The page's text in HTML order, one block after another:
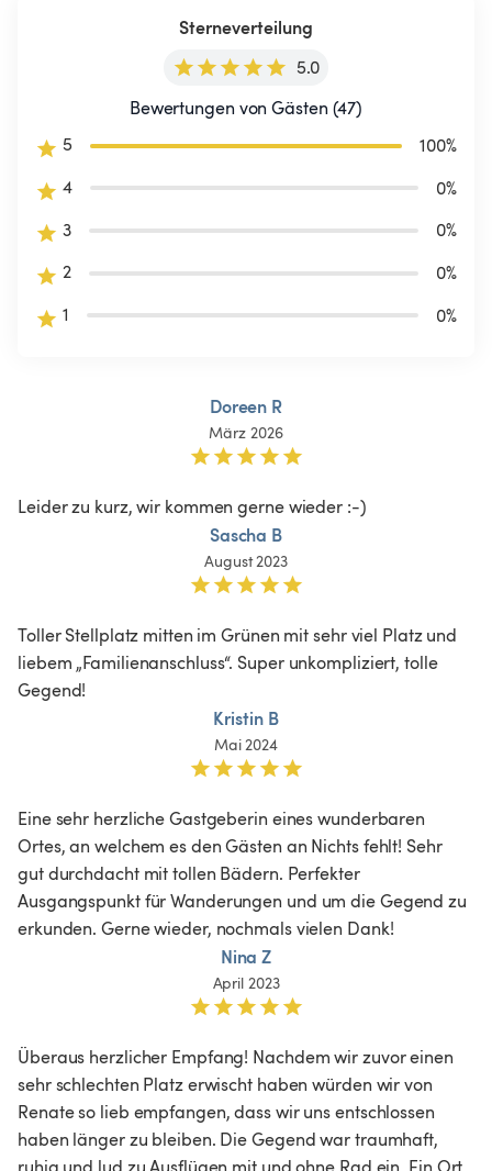
Sterneverteilung
5.0
Bewertungen von Gästen (47)
5
100%
4
0%
3
0%
2
0%
1
0%
Doreen R
März 2026
Leider zu kurz, wir kommen gerne wieder :-)
Sascha B
August 2023
Toller Stellplatz mitten im Grünen mit sehr viel Platz und
liebem „Familienanschluss“. Super unkompliziert, tolle
Gegend!
Kristin B
Mai 2024
Eine sehr herzliche Gastgeberin eines wunderbaren
Ortes, an welchem es den Gästen an Nichts fehlt! Sehr
gut durchdacht mit tollen Bädern. Perfekter
Ausgangspunkt für Wanderungen und um die Gegend zu
erkunden. Gerne wieder, nochmals vielen Dank!
Nina Z
April 2023
Überaus herzlicher Empfang! Nachdem wir zuvor einen
sehr schlechten Platz erwischt haben würden wir von
Renate so lieb empfangen, dass wir uns entschlossen
haben länger zu bleiben. Die Gegend war traumhaft,